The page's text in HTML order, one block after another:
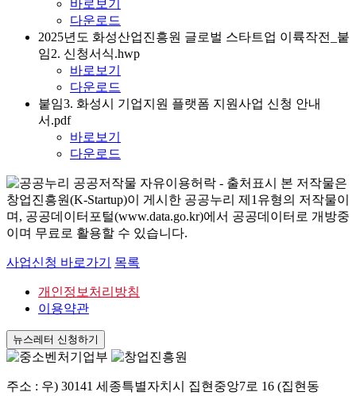
바로보기
다운로드
2025년도 화성산업진흥원 글로벌 스타트업 이륙작전_붙
임2. 신청서식.hwp
바로보기
다운로드
붙임3. 화성시 기업지원 플랫폼 지원사업 신청 안내
서.pdf
바로보기
다운로드
본 저작물은
창업진흥원(K-Startup)이 게시한 공공누리 제1유형의 저작물이
며, 공공데이터포털(www.data.go.kr)에서 공공데이터로 개방중
이며 무료로 활용할 수 있습니다.
사업신청 바로가기 목록
개인정보처리방침
이용약관
뉴스레터 신청하기
주소 : 우) 30141 세종특별자치시 집현중앙7로 16 (집현동